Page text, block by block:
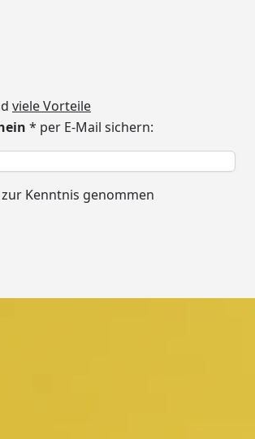
viele Vorteile
* per E-Mail sichern:
zur Kenntnis genommen